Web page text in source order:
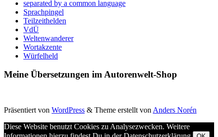
separated by a common language
Sprachpingel
Teilzeithelden
VdÜ
Weltenwanderer
Wortakzente
Würfelheld
Meine Übersetzungen im Autorenwelt-Shop
Präsentiert von WordPress & Theme erstellt von Anders Norén
Diese Website benutzt Cookies zu Analysezwecken. Weitere